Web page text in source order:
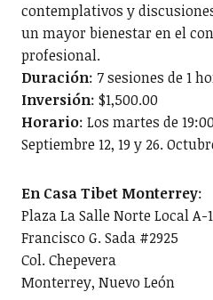
contemplativos y
un mayor bienestar en el
profesional.
Duración: 7 sesiones de 1
Inversión: $1,500.00
Horario: Los martes de
Septiembre 12, 19 y 26.
En Casa Tibet Monterrey:
Plaza La Salle Norte Local A-1
Francisco G. Sada #2925
Col. Chepevera
Monterrey, Nuevo León